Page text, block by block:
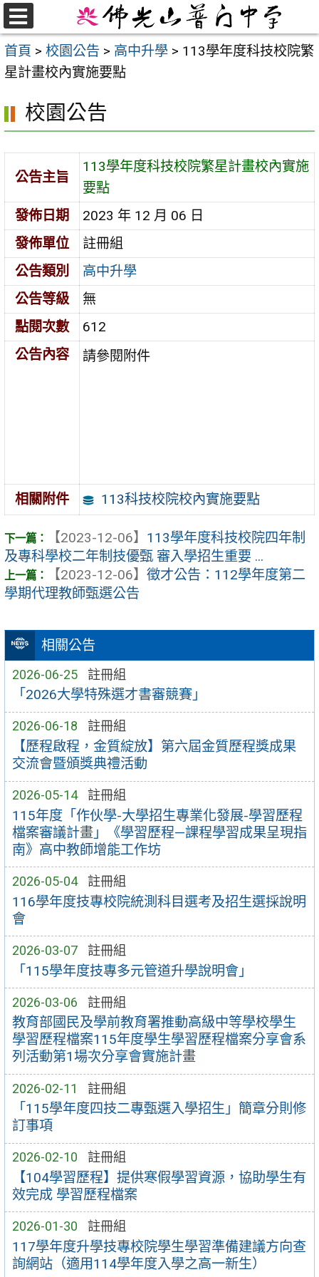
跳
至
主
要
首頁 > 校園公告 > 高中升學 > 113學年度科技校院繁
星計畫校內實施要點
相關公告
2026-06-25 註冊組
「2026大學特殊選才書審競賽」
2026-06-18 註冊組
【歷程啟程，金質綻放】第六屆金質歷程獎成果
交流會暨頒獎典禮活動
2026-05-14 註冊組
115年度「作伙學-大學招生專業化發展-學習歷程
檔案審議計畫」《學習歷程—課程學習成果呈現指
南》高中教師增能工作坊
2026-05-04 註冊組
116學年度技專校院統測科目選考及招生選採說明
會
2026-03-07 註冊組
「115學年度技專多元管道升學說明會」
2026-03-06 註冊組
教育部國民及學前教育署推動高級中等學校學生
學習歷程檔案115年度學生學習歷程檔案分享會系
列活動第1場次分享會實施計畫
2026-02-11 註冊組
「115學年度四技二專甄選入學招生」簡章分則修
訂事項
2026-02-10 註冊組
【104學習歷程】提供寒假學習資源，協助學生有
效完成 學習歷程檔案
2026-01-30 註冊組
117學年度升學技專校院學生學習準備建議方向查
詢網站（適用114學年度入學之高一新生）
校園公告
公告主旨
113學年度科技校院繁星計畫校內實施
要點
發佈日期
2023 年 12 月 06 日
發佈單位
註冊組
公告類別
高中升學
公告等級
無
點閱次數
612
公告內容
請參閱附件
相關附件 113科技校院校內實施要點
【2023-12-06】 113學年度科技校院四年制
及專科學校二年制技優甄 審入學招生重要 ...
【2023-12-06】 徵才公告：112學年度第二
學期代理教師甄選公告
選
單